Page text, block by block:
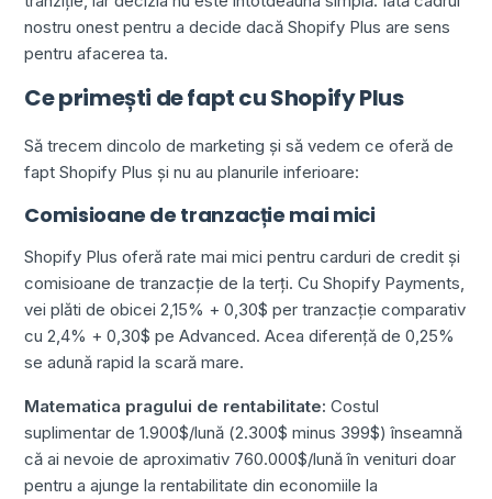
nostru onest pentru a decide dacă Shopify Plus are sens
pentru afacerea ta.
Ce primești de fapt cu Shopify Plus
Să trecem dincolo de marketing și să vedem ce oferă de
fapt Shopify Plus și nu au planurile inferioare:
Comisioane de tranzacție mai mici
Shopify Plus oferă rate mai mici pentru carduri de credit și
comisioane de tranzacție de la terți. Cu Shopify Payments,
vei plăti de obicei 2,15% + 0,30$ per tranzacție comparativ
cu 2,4% + 0,30$ pe Advanced. Acea diferență de 0,25%
se adună rapid la scară mare.
Matematica pragului de rentabilitate: Costul
suplimentar de 1.900$/lună (2.300$ minus 399$) înseamnă
că ai nevoie de aproximativ 760.000$/lună în venituri doar
pentru a ajunge la rentabilitate din economiile la